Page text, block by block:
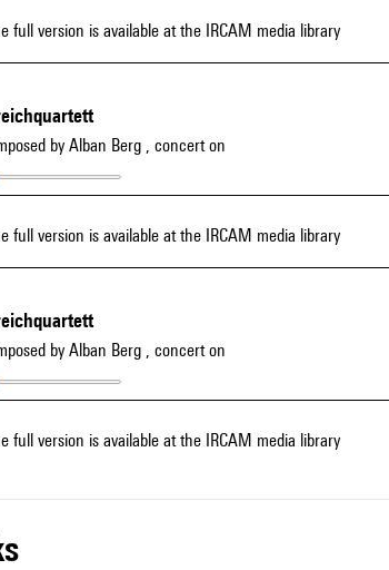
full version is available at the IRCAM media library
by Alban Berg , concert on
full version is available at the IRCAM media library
by Alban Berg , concert on
full version is available at the IRCAM media library